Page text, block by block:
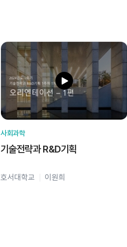
사회과학
기술전략과 R&D기획
호서대학교 이원희